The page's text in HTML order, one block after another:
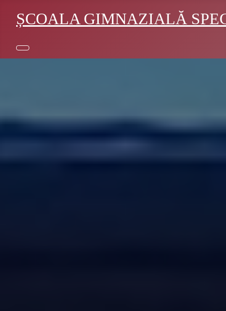
ȘCOALA GIMNAZIALĂ